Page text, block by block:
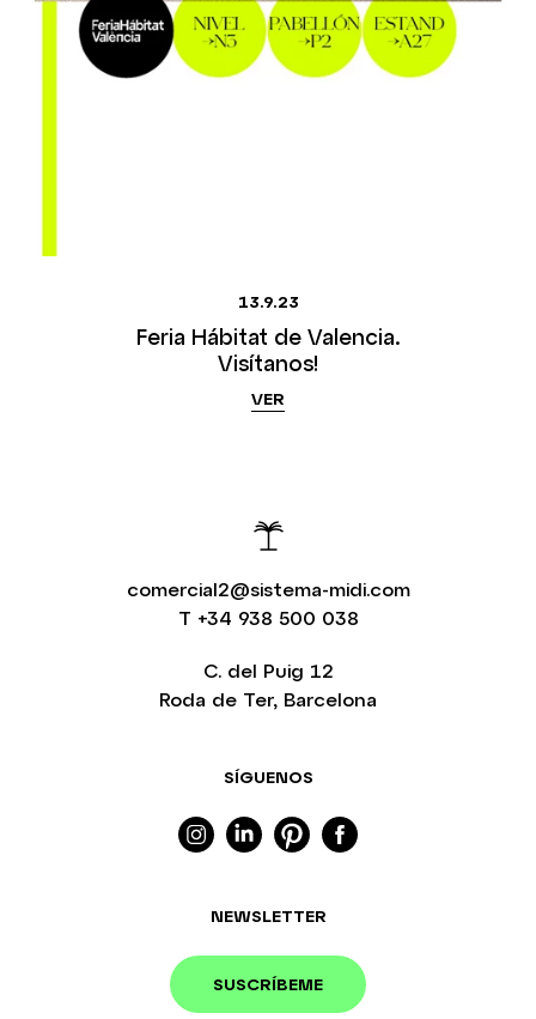
13.9.23
Feria Hábitat de Valencia.
Visítanos!
VER
comercial2@sistema-midi.com
T +34 938 500 038
SÍGUENOS
NEWSLETTER
SUSCRÍBEME
C. del Puig 12
Roda de Ter, Barcelona